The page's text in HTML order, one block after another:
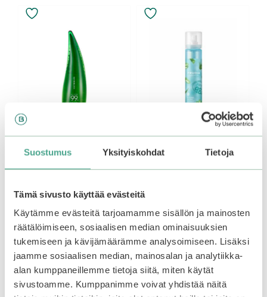
Suostumus Yksityiskohdat Tietoja
Tämä sivusto käyttää evästeitä
Käytämme evästeitä tarjoamamme sisällön ja mainosten
räätälöimiseen, sosiaalisen median ominaisuuksien
tukemiseen ja kävijämäärämme analysoimiseen. Lisäksi
jaamme sosiaalisen median, mainosalan ja analytiikka-
alan kumppaneillemme tietoja siitä, miten käytät
sivustoamme. Kumppanimme voivat yhdistää näitä
99% Soothing Gel
4.58
5:stä
9,90€
Varasto loppu.Liity
odotuslistalle tästä, niin
saat ilmoituksen, kun
tuote on jälleen
saatavilla.
Frudia | My Orchard
Aloe Real Soothing Gel
4.75
5:stä
6,90€
Varasto loppu.Liity
odotuslistalle tästä, niin
saat ilmoituksen, kun
tuote on jälleen
saatavilla.